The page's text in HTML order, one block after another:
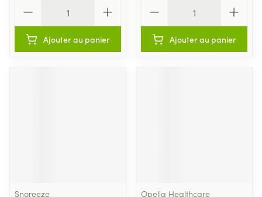
Ajouter au panier Ajouter au panier
Snoreeze
Opella Healthcare